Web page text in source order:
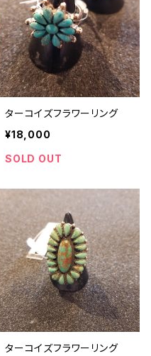
ターコイズフラワーリング
¥18,000
SOLD OUT
ターコイズフラワーリング